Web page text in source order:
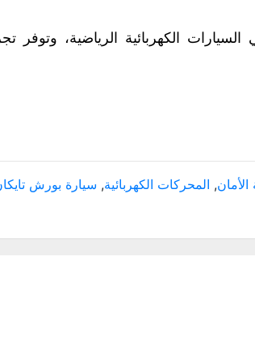
التطور في السيارات الكهربائية الرياضية، وتوفر
, المحركات الكهربائية, سيارة بورش تايكان